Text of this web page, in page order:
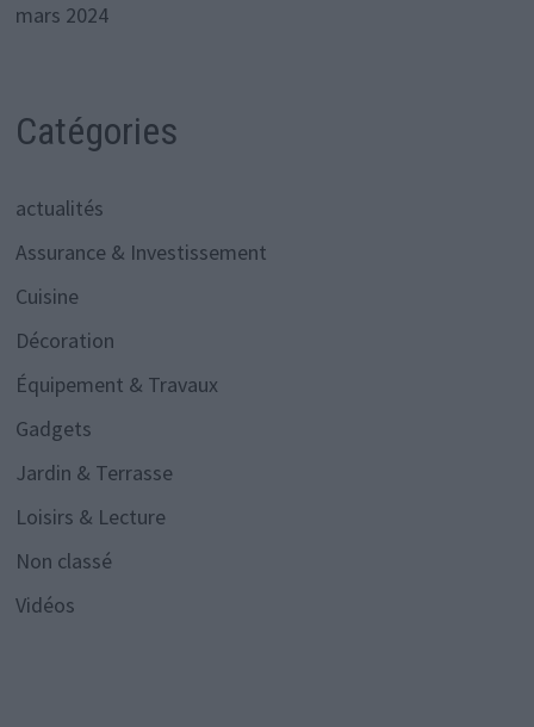
mars 2024
Catégories
actualités
Assurance & Investissement
Cuisine
Décoration
Équipement & Travaux
Gadgets
Jardin & Terrasse
Loisirs & Lecture
Non classé
Vidéos